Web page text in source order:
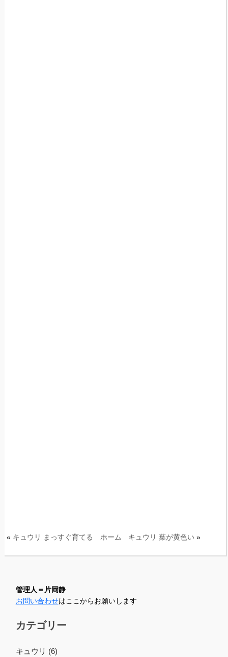
« キュウリ まっすぐ育てる ホーム キュウリ 葉が黄色い »
管理人＝片岡静
お問い合わせはここからお願いします
カテゴリー
キュウリ (6)